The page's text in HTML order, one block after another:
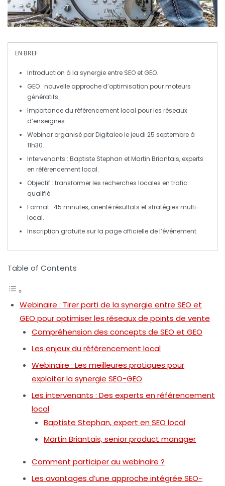
EN BREF
Introduction à la synergie entre SEO et GEO.
GEO : nouvelle approche d’optimisation pour moteurs
génératifs.
Importance du référencement local pour les réseaux
d’enseignes.
Webinar organisé parDigitaleole jeudi 25 septembre à
11h30.
Intervenants : Baptiste Stephan et Martin Briantais, experts
en référencement local.
Objectif : transformer les recherches locales en trafic
qualifié.
Format : 45 minutes, orienté résultats et stratégies multi-
local.
Inscription gratuite sur la page officielle de l’événement.
Table of Contents
Webinaire : Tirer parti de la synergie entre SEO et
GEO pour optimiser les réseaux de points de vente
Compréhension des concepts de SEO et GEO
Les enjeux du référencement local
Webinaire : Les meilleures pratiques pour
exploiter la synergie SEO-GEO
Les intervenants : Des experts en référencement
local
Baptiste Stephan, expert en SEO local
Martin Briantais, senior product manager
Comment participer au webinaire ?
Les avantages d’une approche intégrée SEO-